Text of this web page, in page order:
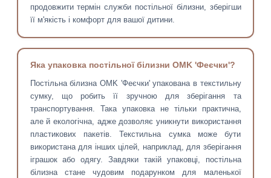
продовжити термін служби постільної білизни, зберігши
її м'якість і комфорт для вашої дитини.
Яка упаковка постільної білизни OMK 'Феєчки'?
Постільна білизна OMK 'Феєчки' упакована в текстильну
сумку, що робить її зручною для зберігання та
транспортування. Така упаковка не тільки практична,
але й екологічна, адже дозволяє уникнути використання
пластикових пакетів. Текстильна сумка може бути
використана для інших цілей, наприклад, для зберігання
іграшок або одягу. Завдяки такій упаковці, постільна
білизна стане чудовим подарунком для маленької